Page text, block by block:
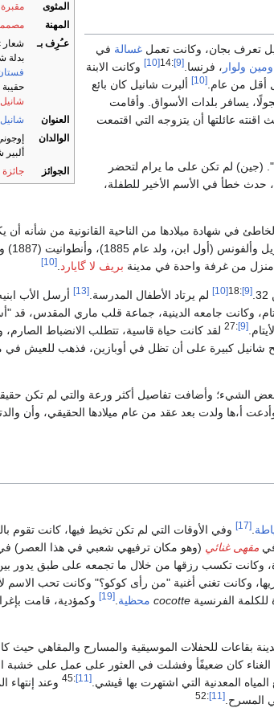
المثوى
مقبرة
المهنة
عـُرِف بـ
شعار c المزدوج
بدلة
شانيل
العنوان
شانيل
الوالدان
الجوائز
غسالة في
ومين ولوار ، فرنسا.[9]
:14
[10]
وكانت الابنة
أقل من عام.[10]
ألبرت شانيل كان بائع
يسافر بلدات الأسواق. وأقامت
اقنته عائلتها أن يتزوجه التي اقتمعت
عند الولادة، وأدخل اسم شانيل في السجل الرسمي باسم "Chasnel". (جين) لم تكن على ما يرام لتحضر
حدث خطأ في الأسم الأخير للطفلة،
في شهادة ميلادها من الناحية القانونية من شأنه أن
أطفال، جوليا
من غرفة واحدة في مدينة بريف لا گايارد.
[10]
[9]
:18
[10] لم يرتاد الأطفال المدرسة.[13]
أرسل الأب
وكانت جامعه الدينية، جماعة قلب ماري المقدس، قد
[9]
:27
لقد كانت حياة قاسية، تتطلب الانضباط الصارم،
كبيرة على أن تظل في أوبازين، فذهب للعيش في
الشيء؛ وأضافت تفاصيل أكثر ورعة والتي لم تكن
أ،ها ولدت بعد عقد من عام ميلادها الحقيقي، وأن
.
[17] وفي الأوقات التي لم تكن تخيط فيها، كانت تقوم
مقهى غنائي (وهو مكان ترفيهي شعبي في هذا العصر)
وكانت تكسب رزقها من خلال ما تجمعه على طبق يدور
وكانت تغني أغنية "من رأى كوكو؟" وكانت تحب الاسم
للكلمة الفرنسية cocotte محظية.
[19]
وكمؤدية، قامت
بقاعات للحفلات الموسيقية والمسارح والمقاهي حيث
الغناء كان ضعيفًأ وفشلت في العثور على عمل على خشبة
المياه المعدنية التي اشتهرت بها ڤيشي.[11]
:45
وعند
المسرح.[11]
:52